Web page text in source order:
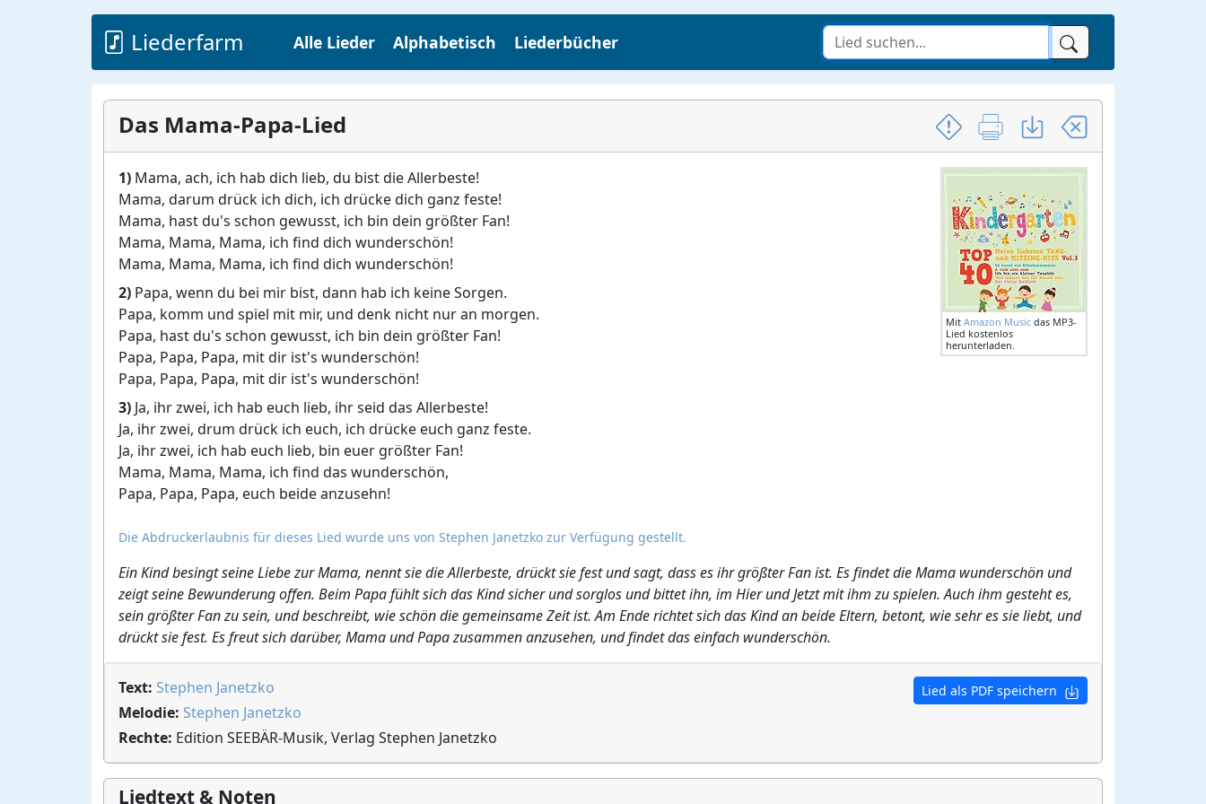
Liederfarm Alle Lieder Alphabetisch Liederbücher
Das Mama-Papa-Lied
Mit Amazon Music das MP3-
Lied kostenlos
herunterladen.
1) Mama, ach, ich hab dich lieb, du bist die Allerbeste!
Mama, darum drück ich dich, ich drücke dich ganz feste!
Mama, hast du's schon gewusst, ich bin dein größter Fan!
Mama, Mama, Mama, ich find dich wunderschön!
Mama, Mama, Mama, ich find dich wunderschön!
2) Papa, wenn du bei mir bist, dann hab ich keine Sorgen.
Papa, komm und spiel mit mir, und denk nicht nur an morgen.
Papa, hast du's schon gewusst, ich bin dein größter Fan!
Papa, Papa, Papa, mit dir ist's wunderschön!
Papa, Papa, Papa, mit dir ist's wunderschön!
3) Ja, ihr zwei, ich hab euch lieb, ihr seid das Allerbeste!
Ja, ihr zwei, drum drück ich euch, ich drücke euch ganz feste.
Ja, ihr zwei, ich hab euch lieb, bin euer größter Fan!
Mama, Mama, Mama, ich find das wunderschön,
Papa, Papa, Papa, euch beide anzusehn!
Die Abdruckerlaubnis für dieses Lied wurde uns von Stephen Janetzko zur Verfügung gestellt.
Ein Kind besingt seine Liebe zur Mama, nennt sie die Allerbeste, drückt sie fest und sagt, dass es ihr größter Fan ist. Es findet die Mama wunderschön und
zeigt seine Bewunderung offen. Beim Papa fühlt sich das Kind sicher und sorglos und bittet ihn, im Hier und Jetzt mit ihm zu spielen. Auch ihm gesteht es,
sein größter Fan zu sein, und beschreibt, wie schön die gemeinsame Zeit ist. Am Ende richtet sich das Kind an beide Eltern, betont, wie sehr es sie liebt, und
drückt sie fest. Es freut sich darüber, Mama und Papa zusammen anzusehen, und findet das einfach wunderschön.
Lied als PDF speichern
Text: Stephen Janetzko
Melodie: Stephen Janetzko
Rechte: Edition SEEBÄR-Musik, Verlag Stephen Janetzko
Liedtext & Noten